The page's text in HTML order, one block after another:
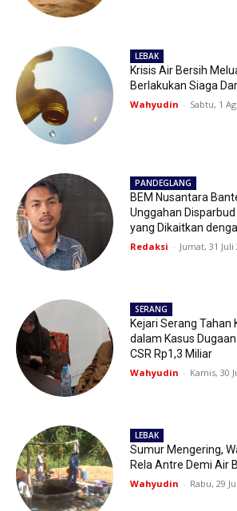
LEBAK
Krisis Air Bersih
Berlakukan Siaga
Wahyudin - Sabtu, 1
PANDEGLANG
BEM Nusantara
Unggahan
yang Dikaitkan
Redaksi - Jumat, 31
SERANG
Kejari Serang Tahan
dalam Kasus
CSR Rp1,3 Miliar
Wahyudin - Kamis, 30
LEBAK
Sumur Mengering,
Rela Antre Demi Air
Wahyudin - Rabu, 29